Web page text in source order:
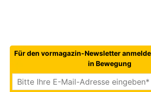
Für den vormagazin-Newsletter
in Bewegung